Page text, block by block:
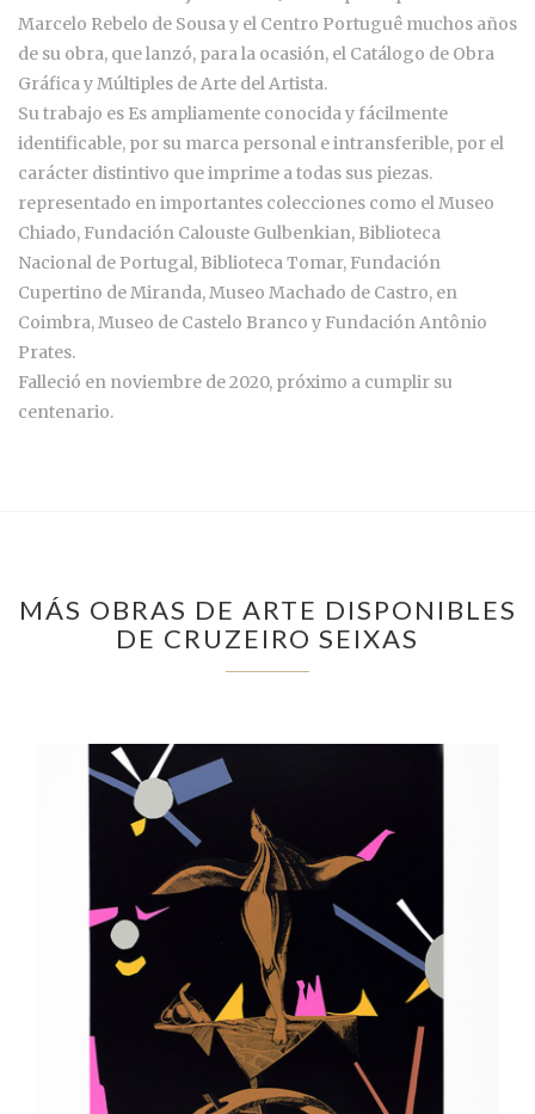
Marcelo Rebelo de Sousa y el Centro Portuguê muchos años
de su obra, que lanzó, para la ocasión, el Catálogo de Obra
Gráfica y Múltiples de Arte del Artista.
Su trabajo es Es ampliamente conocida y fácilmente
identificable, por su marca personal e intransferible, por el
carácter distintivo que imprime a todas sus piezas.
representado en importantes colecciones como el Museo
Chiado, Fundación Calouste Gulbenkian, Biblioteca
Nacional de Portugal, Biblioteca Tomar, Fundación
Cupertino de Miranda, Museo Machado de Castro, en
Coimbra, Museo de Castelo Branco y Fundación Antônio
Prates.
Falleció en noviembre de 2020, próximo a cumplir su
centenario.
MÁS OBRAS DE ARTE DISPONIBLES
DE CRUZEIRO SEIXAS